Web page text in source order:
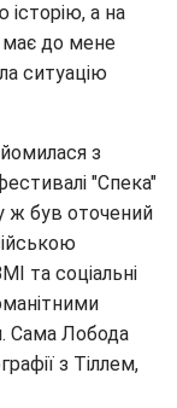
історію, а на
має до мене
ситуацію
з
"Спека"
ж був оточений
та соціальні
Сама Лобода
з Тіллем,